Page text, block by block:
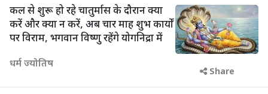
कल से शुरू हो रहे चातुर्मास के दौरान क्या
करें और क्या न करें, अब चार माह शुभ कार्यों
पर विराम, भगवान विष्णु रहेंगे योगनिद्रा में
धर्म ज्योतिष
Share